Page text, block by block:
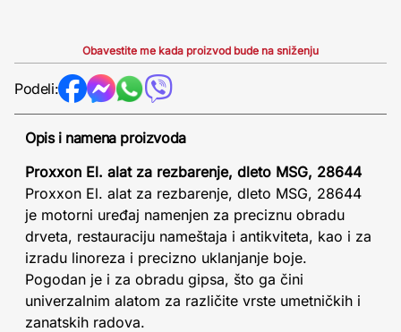
Obavestite me kada proizvod bude na sniženju
Podeli:
Opis i namena proizvoda
Proxxon El. alat za rezbarenje, dleto MSG, 28644
Proxxon El. alat za rezbarenje, dleto MSG, 28644
je motorni uređaj namenjen za preciznu obradu
drveta, restauraciju nameštaja i antikviteta, kao i za
izradu linoreza i precizno uklanjanje boje.
Pogodan je i za obradu gipsa, što ga čini
univerzalnim alatom za različite vrste umetničkih i
zanatskih radova.